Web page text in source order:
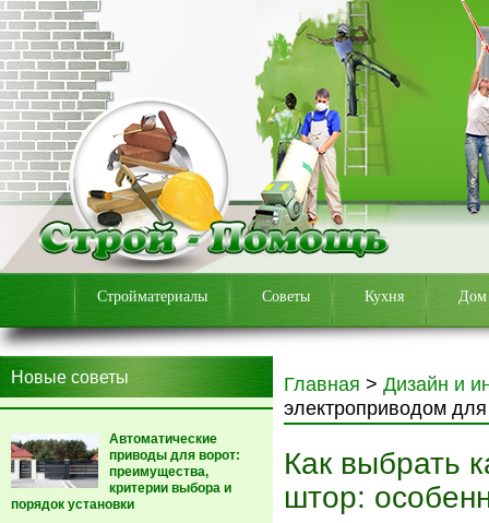
Стройматериалы Советы Кухня Дом
Новые советы
Автоматические
приводы для ворот:
преимущества,
критерии выбора и
порядок установки
Главная > Дизайн и
электроприводом
Как выбрать
штор: